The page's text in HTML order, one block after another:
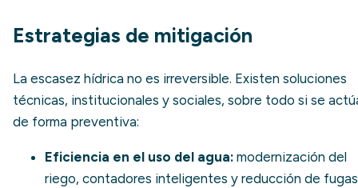
Estrategias de mitigación
La escasez hídrica no es irreversible. Existen soluciones
técnicas, institucionales y sociales, sobre todo si se
de forma preventiva:
Eficiencia en el uso del agua: modernización del
riego, contadores inteligentes y reducción de fugas